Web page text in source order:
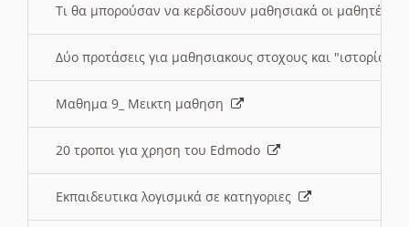
Τι θα μπορούσαν να κερδίσουν μαθησιακά οι μαθητές/
Δύο προτάσεις για μαθησιακους στοχους και "ιστορία"
Μαθημα 9_ Μεικτη μαθηση
20 τροποι για χρηση του Edmodo
Εκπαιδευτικα λογισμικά σε κατηγοριες